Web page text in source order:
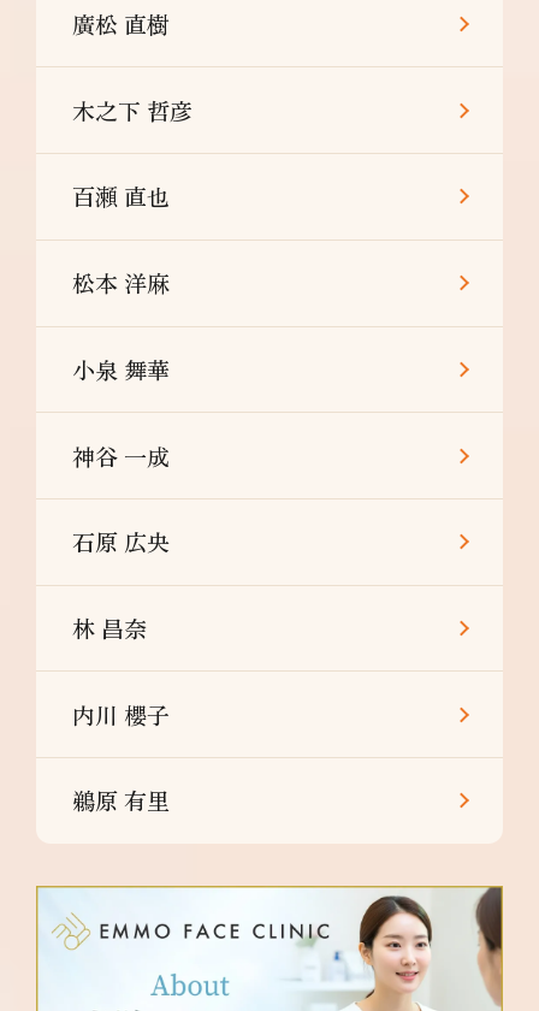
廣松 直樹
木之下 哲彦
百瀬 直也
松本 洋麻
小泉 舞華
神谷 一成
石原 広央
林 昌奈
内川 櫻子
鵜原 有里